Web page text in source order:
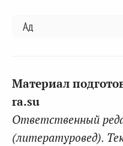
Ад
Материал
ra.su
Ответственный
(литературовед).